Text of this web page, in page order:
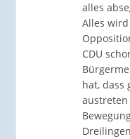
alles
Alles
CDU
hat, dass